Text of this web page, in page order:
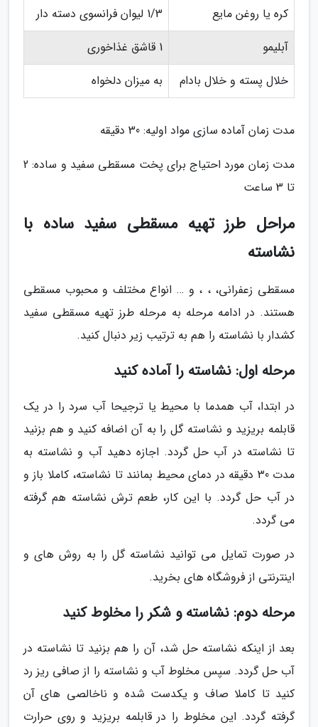
کره یا روغن مایع
1/3 لیوان فرانسوی دسته دار
آبلیمو
1 قاشق غذاخوری
خلال پسته و خلال بادام
به میزان دلخواه
مدت زمان آماده سازی مواد اولیه: 30 دقیقه
مدت زمان مورد احتیاج برای پخت مسقطی سفید و ساده: 2
تا 3 ساعت
مراحل طرز تهیه مسقطی سفید ساده با
نشاسته
مسقطی زعفرانی، ، ، و … انواع مختلف و محبوب مسقطی
هستند. در ادامه مرحله به مرحله طرز تهیه مسقطی سفید
کشدار با نشاسته را هم به ترتیب زیر دنبال کنید.
مرحله اول: نشاسته را آماده کنید
در ابتدا، آب همدما با محیط یا ترجیحا آب سرد را در یک
قابلمه بریزید و نشاسته گل را به آن اضافه کنید و هم بزنید
تا نشاسته در آب حل گردد. اجازه دهید آب و نشاسته به
مدت 30 دقیقه در دمای محیط بمانند تا نشاسته، کاملا باز و
در آب حل گردد. با این کار، طعم ترش نشاسته هم گرفته
می گردد.
در صورت تمایل می توانید نشاسته گل را به روش های و
اینترنتی از فروشگاه های بخرید.
مرحله دوم: نشاسته و شکر را مخلوط کنید
بعد از اینکه نشاسته حل شد، آن را هم بزنید تا نشاسته در
آب حل گردد. سپس مخلوط آب و نشاسته را از صافی ریز رد
کنید تا کاملا صاف و یکدست شده و ناخالصی های آن
گرفته گردد. این مخلوط را در قابلمه بریزید و روی حرارت